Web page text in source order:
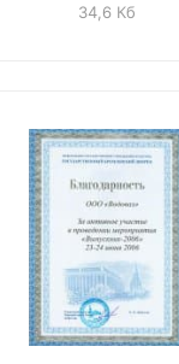
34,6 Кб